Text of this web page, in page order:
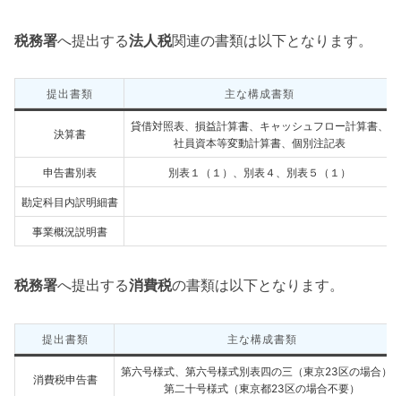
税務署へ提出する法人税関連の書類は以下となります。
提出書類 主な構成書類
決算書
貸借対照表、損益計算書、キャッシュフロー計算書、
社員資本等変動計算書、個別注記表
申告書別表 別表１（１）、別表４、別表５（１）
勘定科目内訳明細書
事業概況説明書
税務署へ提出する消費税の書類は以下となります。
提出書類 主な構成書類
消費税申告書
第六号様式、第六号様式別表四の三（東京23区の場合）
第二十号様式（東京都23区の場合不要）